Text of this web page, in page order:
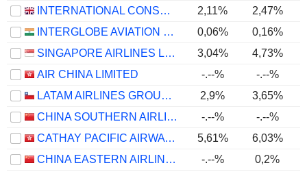
INTERNATIONAL CONSOLIDATED AIRLINES GROUP, S.A.
2,11%
2,47%
INTERGLOBE AVIATION LIMITED
0,06% 0,16%
SINGAPORE AIRLINES LIMITED
3,04% 4,73%
AIR CHINA LIMITED
-.--% -.--%
LATAM AIRLINES GROUP S.A.
2,9% 3,65%
CHINA SOUTHERN AIRLINES COMPANY LIMITED
-.--% -.--%
CATHAY PACIFIC AIRWAYS LIMITED
5,61%
6,03%
CHINA EASTERN AIRLINES CORPORATION LIMITED
-.--% 0,2%